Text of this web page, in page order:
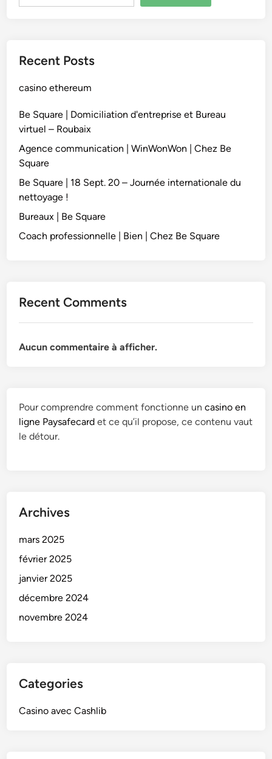
Recent Posts
casino ethereum
Be Square | Domiciliation d'entreprise et Bureau
virtuel – Roubaix
Agence communication | WinWonWon | Chez Be
Square
Be Square | 18 Sept. 20 – Journée internationale du
nettoyage !
Bureaux | Be Square
Coach professionnelle | Bien | Chez Be Square
Recent Comments
Aucun commentaire à afficher.
Pour comprendre comment fonctionne uncasino en
ligne Paysafecard et ce qu’il propose, ce contenu vaut
le détour.
Archives
mars 2025
février 2025
janvier 2025
décembre 2024
novembre 2024
Categories
Casino avec Cashlib